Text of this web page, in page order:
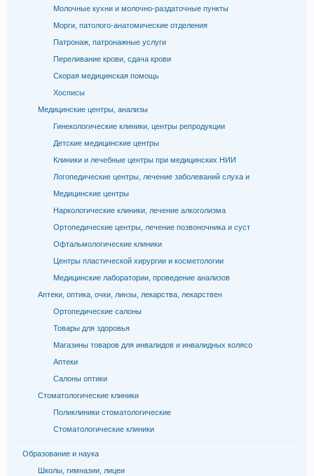
Молочные кухни и молочно-раздаточные пункты
Морги, патолого-анатомические отделения
Патронаж, патронажные услуги
Переливание крови, сдача крови
Скорая медицинская помощь
Хосписы
Медицинские центры, анализы
Гинекологические клиники, центры репродукции
Детские медицинские центры
Клиники и лечебные центры при медицинских НИИ
Логопедические центры, лечение заболеваний слуха и
Медицинские центры
Наркологические клиники, лечение алкоголизма
Ортопедические центры, лечение позвоночника и суст
Офтальмологические клиники
Центры пластической хирургии и косметологии
Медицинские лаборатории, проведение анализов
Аптеки, оптика, очки, линзы, лекарства, лекарствен
Ортопедические салоны
Товары для здоровья
Магазины товаров для инвалидов и инвалидных колясо
Аптеки
Салоны оптики
Стоматологические клиники
Поликлиники стоматологические
Стоматологические клиники
Образование и наука
Школы, гимназии, лицеи